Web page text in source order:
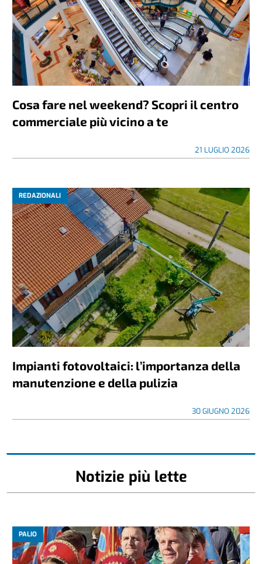
Cosa fare nel weekend? Scopri il centro
commerciale più vicino a te
21 LUGLIO 2026
REDAZIONALI
Impianti fotovoltaici: l’importanza della
manutenzione e della pulizia
30 GIUGNO 2026
Notizie più lette
PALIO